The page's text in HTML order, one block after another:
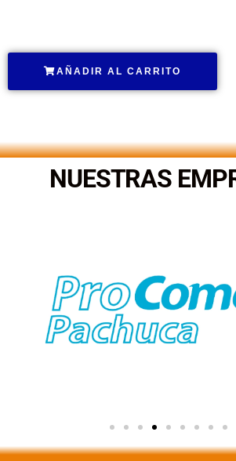
AÑADIR AL CARRITO
NUESTRAS